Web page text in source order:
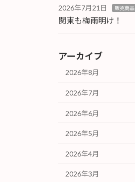
2026年7月21日 販売商品
関東も梅雨明け！
アーカイブ
2026年8月
2026年7月
2026年6月
2026年5月
2026年4月
2026年3月